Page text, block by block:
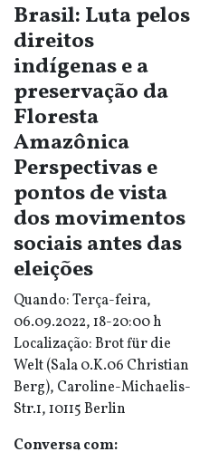
Brasil: Luta pelos
direitos
indígenas e a
preservação da
Floresta
Amazônica
Perspectivas e
pontos de vista
dos movimentos
sociais antes das
eleições
Quando: Terça-feira,
06.09.2022, 18-20:00 h
Localização: Brot für die
Welt (Sala 0.K.06 Christian
Berg), Caroline-Michaelis-
Str.1, 10115 Berlin
Conversa com: